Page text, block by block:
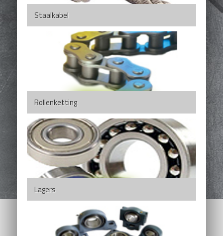
Staalkabel
Rollenketting
Lagers